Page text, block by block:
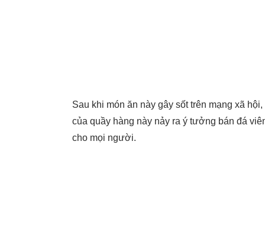
Sau khi món ăn này gây sốt trên mạng xã
của quầy hàng này nảy ra ý tưởng bán đá
cho mọi người.